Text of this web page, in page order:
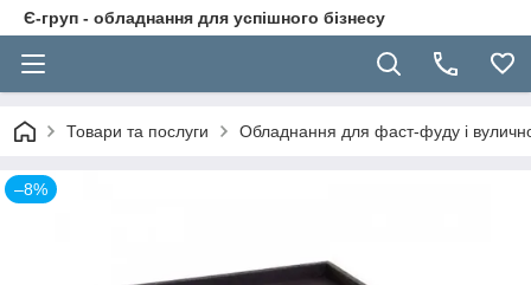
Є-груп - обладнання для успішного бізнесу
Товари та послуги Обладнання для фаст-фуду і
–8%